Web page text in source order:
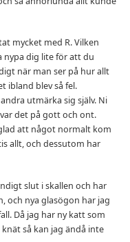
mycket med R. Vilken
nypa dig lite för att du
när man ser på hur allt
ibland blev så fel.
utmärka sig själv. Ni
det på gott och ont.
att något normalt kom
allt, och dessutom har
slut i skallen och har
och nya glasögon har jag
Då jag har ny katt som
så kan jag ändå inte